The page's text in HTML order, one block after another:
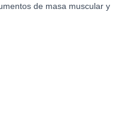
de masa muscular y